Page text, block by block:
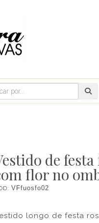
de
flor no
VFfuosfo02
longo de festa